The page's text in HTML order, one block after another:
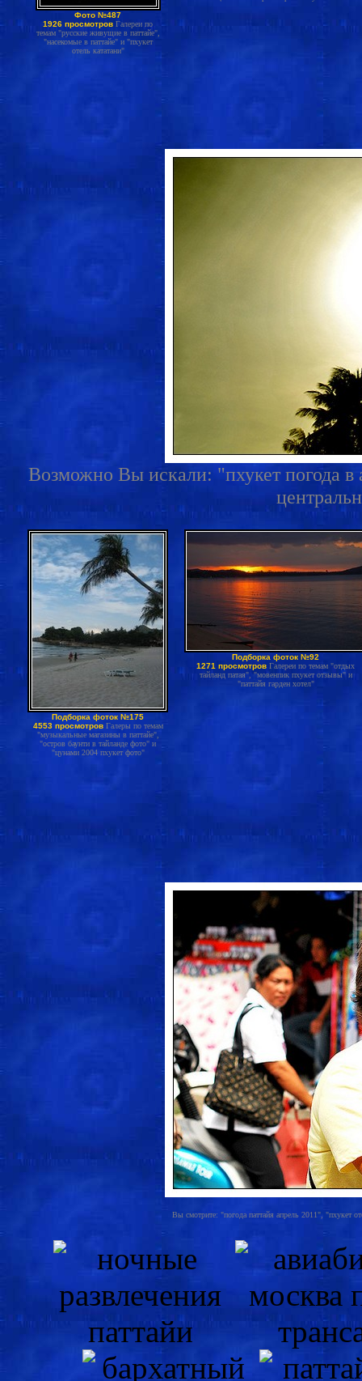
Фото №487
1926 просмотров Галереи по
темам "русские живущие в паттайе",
"насекомые в паттайе" и "пхукет
отель кататани"
Возможно Вы искали: "пхукет погода
Подборка фоток №175
4553 просмотров Галеры по темам
"музыкальные магазины в паттайе",
"остров баунти в тайланде фото" и
"цунами 2004 пхукет фото"
Подборка фоток №92
1271 просмотров Галереи по темам "отдых
тайланд патая", "мовенпик пхукет отзывы" и
"паттайя гарден хотел"
Вы смотрите: "погода паттайя апрель 2011", "пхукет